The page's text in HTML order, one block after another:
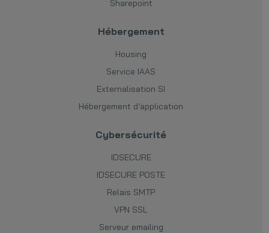
Sharepoint
Hébergement
Housing
Service IAAS
Externalisation SI
Hébergement d’application
Cybersécurité
IDSECURE
IDSECURE POSTE
Relais SMTP
VPN SSL
Serveur emailing